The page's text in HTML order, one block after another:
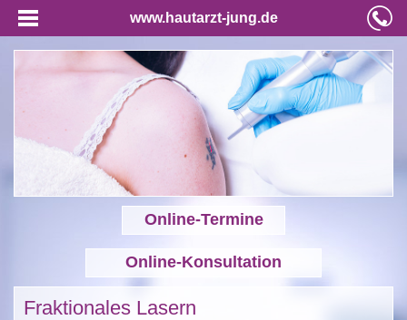
www.hautarzt-jung.de
Online-Termine
Online-Konsultation
Fraktionales Lasern